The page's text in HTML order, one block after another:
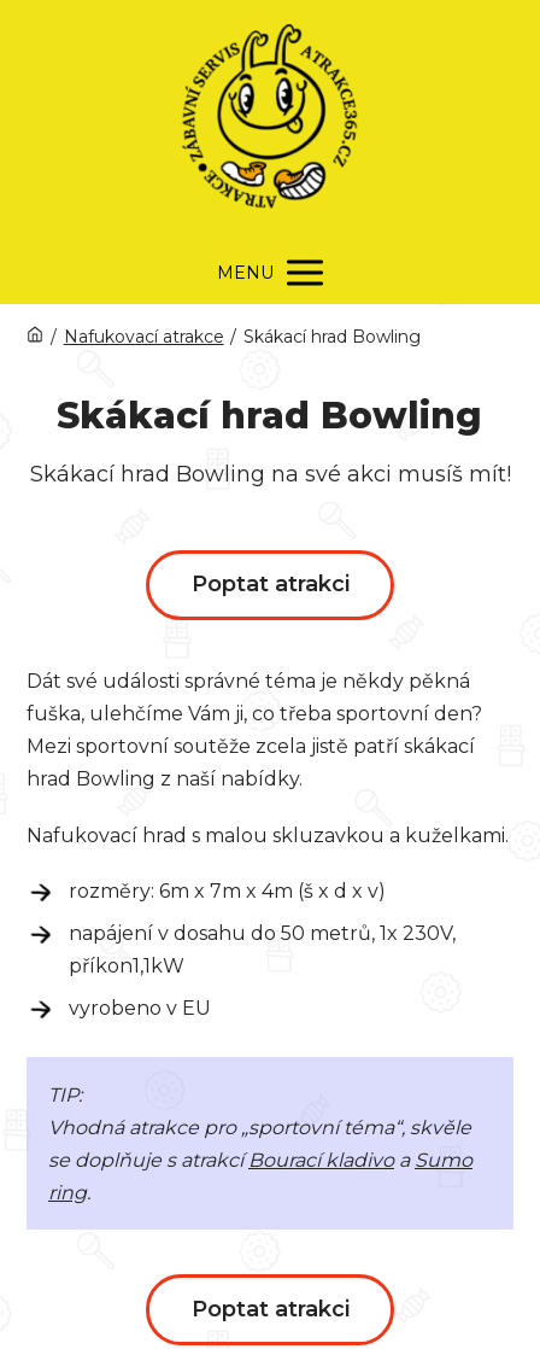
MENU
/ Nafukovací atrakce / Skákací hrad Bowling
Skákací hrad Bowling
Skákací hrad Bowling na své akci musíš mít!
Poptat atrakci
Dát své události správné téma je někdy pěkná
fuška, ulehčíme Vám ji, co třeba sportovní den?
Mezi sportovní soutěže zcela jistě patří skákací
hrad Bowling z naší nabídky.
Nafukovací hrad s malou skluzavkou a kuželkami.
rozměry: 6m x 7m x 4m (š x d x v)
napájení v dosahu do 50 metrů, 1x 230V,
příkon1,1kW
vyrobeno v EU
TIP:
Vhodná atrakce pro „sportovní téma“, skvěle
se doplňuje s atrakcíBourací kladivoa Sumo
ring.
Poptat atrakci